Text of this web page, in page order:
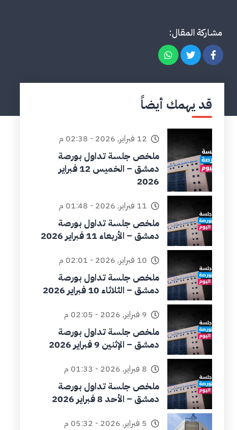
مشاركة المقال:
قد يهمك أيضاً
12 فبراير, 2026 - 02:38 م
ملخص جلسة تداول بورصة
دمشق – الخميس 12 فبراير
2026
11 فبراير, 2026 - 01:48 م
ملخص جلسة تداول بورصة
دمشق – الأربعاء 11 فبراير 2026
10 فبراير, 2026 - 02:01 م
ملخص جلسة تداول بورصة
دمشق – الثلاثاء 10 فبراير 2026
9 فبراير, 2026 - 02:05 م
ملخص جلسة تداول بورصة
دمشق – الإثنين 9 فبراير 2026
8 فبراير, 2026 - 01:33 م
ملخص جلسة تداول بورصة
دمشق – الأحد 8 فبراير 2026
5 فبراير, 2026 - 05:32 م